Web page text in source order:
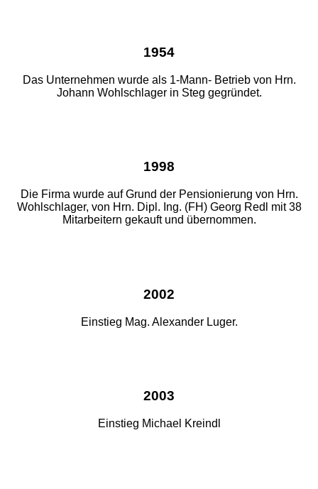
1954
Das Unternehmen wurde als 1-Mann- Betrieb von Hrn.
Johann Wohlschlager in Steg gegründet.
1998
Die Firma wurde auf Grund der Pensionierung von Hrn.
Wohlschlager, von Hrn. Dipl. Ing. (FH) Georg Redl mit 38
Mitarbeitern gekauft und übernommen.
2002
Einstieg Mag. Alexander Luger.
2003
Einstieg Michael Kreindl